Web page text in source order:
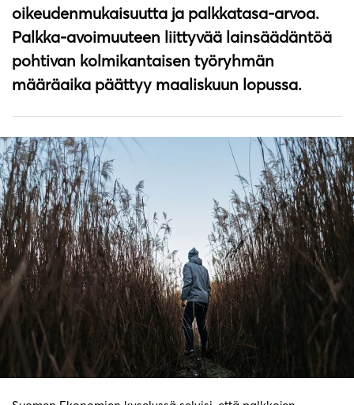
oikeudenmukaisuutta ja palkkatasa-arvoa.
Palkka-avoimuuteen liittyvää lainsäädäntöä
pohtivan kolmikantaisen työryhmän
määräaika päättyy maaliskuun lopussa.